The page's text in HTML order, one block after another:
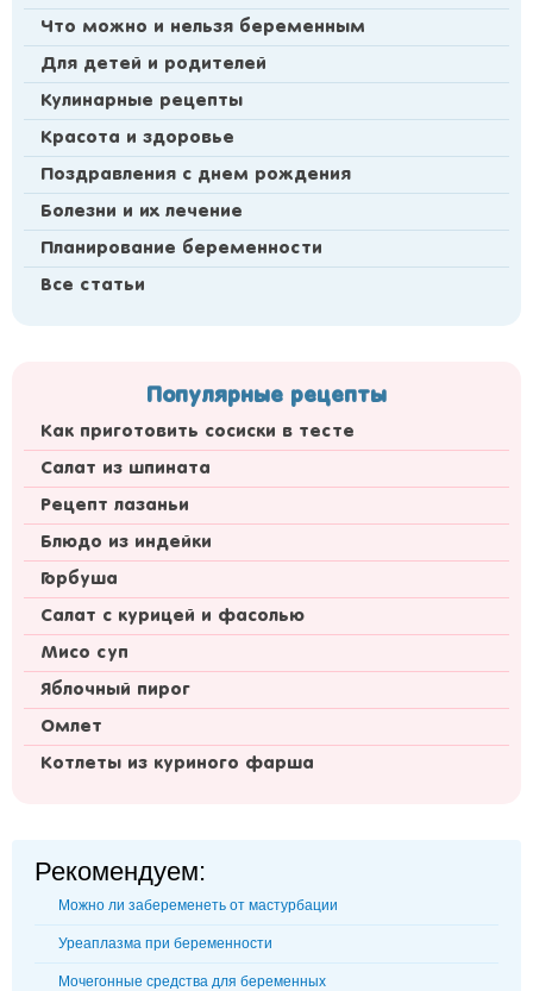
Что можно и нельзя беременным
Для детей и родителей
Кулинарные рецепты
Красота и здоровье
Поздравления с днем рождения
Болезни и их лечение
Планирование беременности
Все статьи
Популярные рецепты
Как приготовить сосиски в тесте
Салат из шпината
Рецепт лазаньи
Блюдо из индейки
Горбуша
Салат с курицей и фасолью
Мисо суп
Яблочный пирог
Омлет
Котлеты из куриного фарша
Рекомендуем:
Можно ли забеременеть от мастурбации
Уреаплазма при беременности
Мочегонные средства для беременных